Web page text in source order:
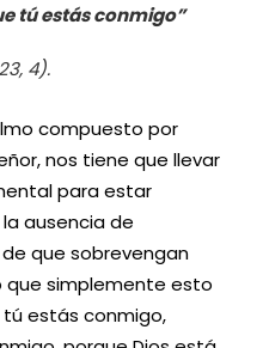
tú estás conmigo”
4).
compuesto por
nos tiene que llevar
para estar
ausencia de
que sobrevengan
que simplemente esto
estás conmigo,